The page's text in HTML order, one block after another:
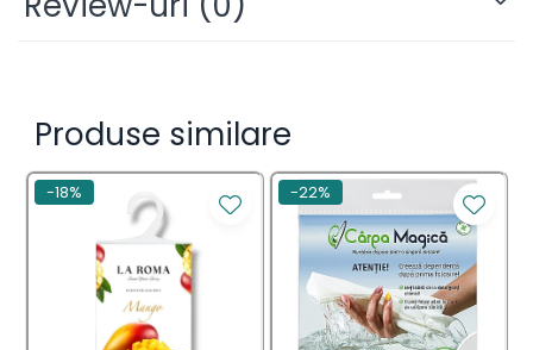
reciclabil*
Produse similare
-18% -22%